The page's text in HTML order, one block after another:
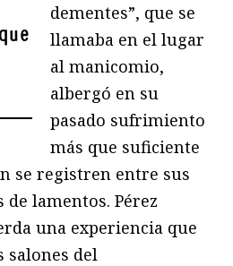
dementes”, que se
llamaba en el lugar
al manicomio,
albergó en su
pasado sufrimiento
más que suficiente
se registren entre sus
lamentos. Pérez
una experiencia que
salones del